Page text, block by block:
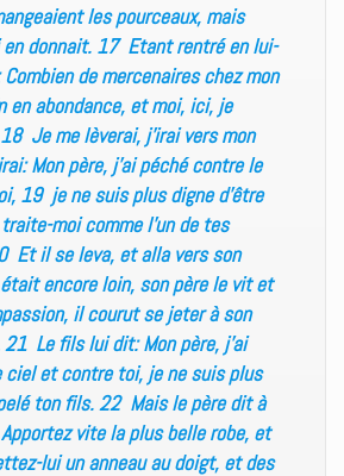
les pourceaux, mais
en donnait. 17 Etant rentré en lui-
de mercenaires chez mon
en abondance, et moi, ici, je
Je me lèverai, j’irai vers mon
Mon père, j’ai péché contre le
19 je ne suis plus digne d’être
moi comme l’un de tes
Et il se leva, et alla vers son
encore loin, son père le vit et
il courut se jeter à son
Le fils lui dit: Mon père, j’ai
ciel et contre toi, je ne suis plus
ton fils. 22 Mais le père dit à
vite la plus belle robe, et
lui un anneau au doigt, et des